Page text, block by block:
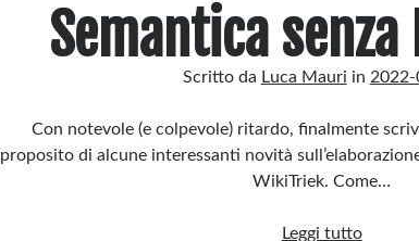
Semantica senza
Scritto da Luca Mauri in
Con notevole (e colpevole) ritardo, finalmente
proposito di alcune interessanti novità
WikiTriek. Come…
Leggi tutto